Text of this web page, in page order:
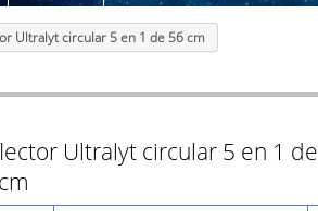
Ultralyt circular 5 en 1 de 56 cm
Ultralyt circular 5 en 1 de